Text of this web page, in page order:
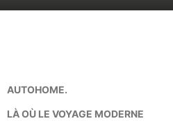
AUTOHOME.
LÀ OÙ LE VOYAGE MODERNE